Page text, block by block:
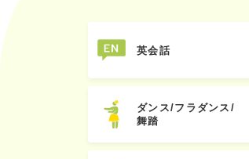
英会話
ダンス/フラダンス/
舞踏